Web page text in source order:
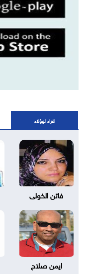
اقراء لهؤلاء
فاتن الخولى
ايمن صلاح